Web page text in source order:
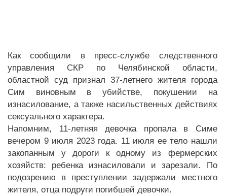
Как сообщили в пресс-службе следственного
управления СКР по Челябинской области,
областной суд признал 37-летнего жителя города
Сим виновным в убийстве, покушении на
изнасилование, а также насильственных действиях
сексуального характера.
Напомним, 11-летняя девочка пропала в Симе
вечером 9 июля 2023 года. 11 июля ее тело нашли
закопанным у дороги к одному из фермерских
хозяйств: ребенка изнасиловали и зарезали. По
подозрению в преступлении задержали местного
жителя, отца подруги погибшей девочки.